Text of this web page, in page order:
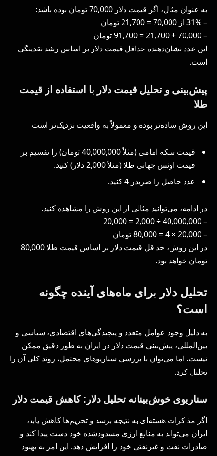
به عنوان مثال، اگر قیمت دلار 70,000 تومان بوده باشد:
– 31% از 70,000 = 21,700 تومان
– 70,000 + 21,700 = 91,700 تومان
این عدد نشان‌دهنده حداقل قیمت دلار بر اساس رشد نقدینگی
است.
پیش‌بینی و تحلیل قیمت دلار با استفاده از قیمت
طلا
این روش ساده‌تر بوده و معمولاً به واقعیت نزدیک‌تر است.
قیمت سکه امامی (مثلاً 40,000,000 تومان) را تقسیم بر
قیمت اونس جهانی طلا (مثلاً 2,000 دلار) کنید.
عدد حاصل را ضربدر 4 کنید.
در ادامه، می‌توانید مثالی از این روش را مشاهده کنید.
– 40,000,000 ÷ 2,000 = 20,000
– 20,000 × 4 = 80,000 تومان
در این روش، حداقل قیمت دلار بر اساس قیمت طلا 80,000
تومان خواهد بود.
تحلیل دلار برای ماه‌های آینده چگونه
است؟
به دلیل وجود عوامل متعدد و پیچیدگی‌های اقتصادی، سیاسی و
بین‌المللی، پیش‌بینی قیمت دلار در ایران به طور دقیق ممکن
نیست. اما می‌توان با بررسی سناریوهای محتمل، روند کلی آن را
تحلیل کرد.
سناریوی خوش‌بینانه تحلیل دلار: کاهش قیمت دلار
اگر مذاکرات هسته‌ای به نتیجه برسد و تحریم‌ها کاهش یابد،
ایران می‌تواند به منابع ارزی مسدودشده خود دست پیدا کند و
صادرات نفت و غیرنفتی خود را افزایش دهد. این امر به بهبود